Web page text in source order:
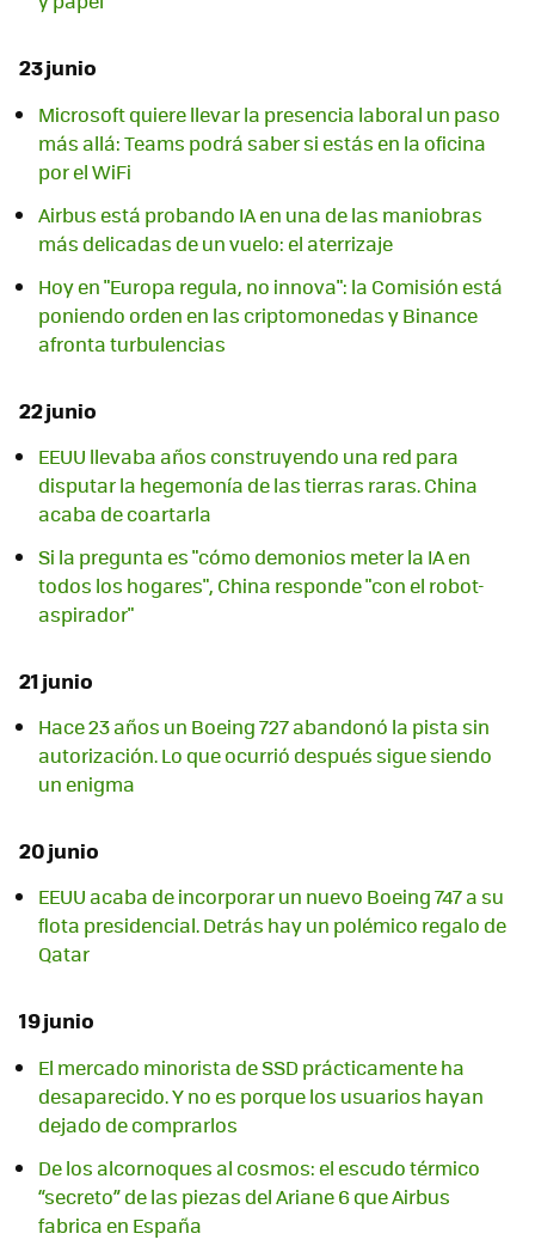
23 junio
Microsoft quiere llevar la presencia laboral un paso
más allá: Teams podrá saber si estás en la oficina
por el WiFi
Airbus está probando IA en una de las maniobras
más delicadas de un vuelo: el aterrizaje
Hoy en "Europa regula, no innova": la Comisión está
poniendo orden en las criptomonedas y Binance
afronta turbulencias
22 junio
EEUU llevaba años construyendo una red para
disputar la hegemonía de las tierras raras. China
acaba de coartarla
Si la pregunta es "cómo demonios meter la IA en
todos los hogares", China responde "con el robot-
aspirador"
21 junio
Hace 23 años un Boeing 727 abandonó la pista sin
autorización. Lo que ocurrió después sigue siendo
un enigma
20 junio
EEUU acaba de incorporar un nuevo Boeing 747 a su
flota presidencial. Detrás hay un polémico regalo de
Qatar
19 junio
El mercado minorista de SSD prácticamente ha
desaparecido. Y no es porque los usuarios hayan
dejado de comprarlos
De los alcornoques al cosmos: el escudo térmico
“secreto” de las piezas del Ariane 6 que Airbus
fabrica en España